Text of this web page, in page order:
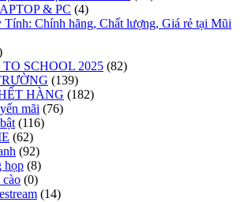
& PC (4)
Tính: Chính hãng, Chất lượng, Giá rẻ tại Mũi
SCHOOL 2025 (82)
(139)
HÀNG (182)
mãi (76)
(116)
(62)
(92)
họp (8)
cào (0)
(14)